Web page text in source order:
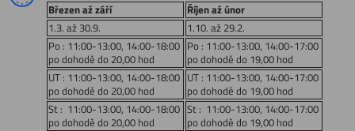
Březen až září
Říjen až únor
1.3. až 30.9.
1.10. až 29.2.
Po : 11:00-13:00, 14:00-18:00
po dohodě do 20,00 hod
Po : 11:00-13:00, 14:00-17:00
po dohodě do 19,00 hod
UT : 11:00-13:00, 14:00-18:00
po dohodě do 20,00 hod
UT : 11:00-13:00, 14:00-17:00
po dohodě do 19,00 hod
St : 11:00-13:00, 14:00-18:00
po dohodě do 20,00 hod
St : 11:00-13:00, 14:00-17:00
po dohodě do 19,00 hod